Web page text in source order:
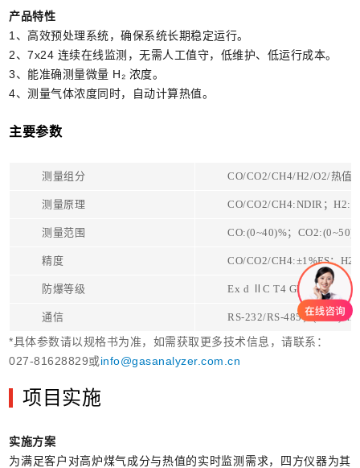
产品特性
1、高效预处理系统，确保系统长期稳定运行。
2、7x24 连续在线监测，无需人工值守，低维护、低运行成本。
3、能准确测量微量 H₂ 浓度。
4、测量气体浓度同时，自动计算热值。
主要参数
测量组分 CO/CO2/CH4/H2/O2/热值
测量原理 CO/CO2/CH4:NDIR；
测量范围 CO:(0~40)%；
精度 CO/CO2/CH4:±1%FS；H2/
防爆等级 Ex d ⅡC T4 Gb
通信 RS-232/RS-485，(4-
*具体参数请以规格书为准，如需获取更多技术信息，请联系：
027-81628829或info@gasanalyzer.com.cn
项目实施
实施方案
为满足客户对高炉煤气成分与热值的实时监测需求，四方仪器为其